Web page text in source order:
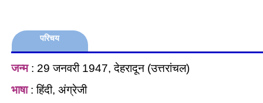
परिचय
जन्म: 29 जनवरी 1947, देहरादून (उत्तरांचल)
भाषा: हिंदी, अंग्रेजी